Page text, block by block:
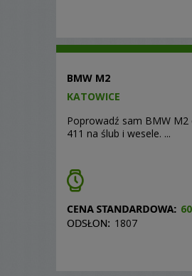
BMW M2
KATOWICE
Poprowadź sam BMW
411 na ślub i wesele. ...
1807